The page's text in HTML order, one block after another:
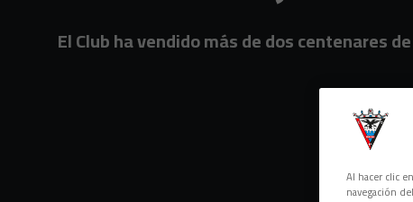
El Club ha vendido más de dos centenares
Al hacer clic
navegación